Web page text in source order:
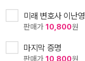
미래 변호사 이난영
판매가 10,800원
마지막 증명
판매가 10,800원